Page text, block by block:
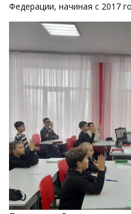
Федерации, начиная с 2017